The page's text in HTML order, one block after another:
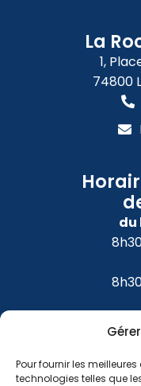
Pour fournir les
technologies telles que
La
1,
74800
du